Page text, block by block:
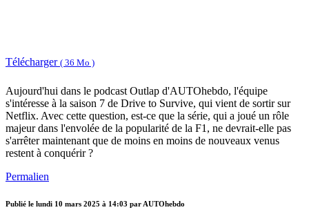
Télécharger ( 36 Mo )
Aujourd'hui dans le podcast Outlap d'AUTOhebdo, l'équipe
s'intéresse à la saison 7 de Drive to Survive, qui vient de sortir sur
Netflix. Avec cette question, est-ce que la série, qui a joué un rôle
majeur dans l'envolée de la popularité de la F1, ne devrait-elle pas
s'arrêter maintenant que de moins en moins de nouveaux venus
restent à conquérir ?
Permalien
Publié le lundi 10 mars 2025 à 14:03 par AUTOhebdo